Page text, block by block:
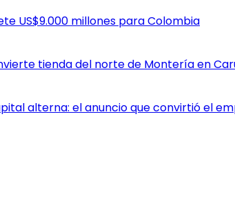
US$9.000 millones para Colombia
tienda del norte de Montería en
alterna: el anuncio que convirtió el